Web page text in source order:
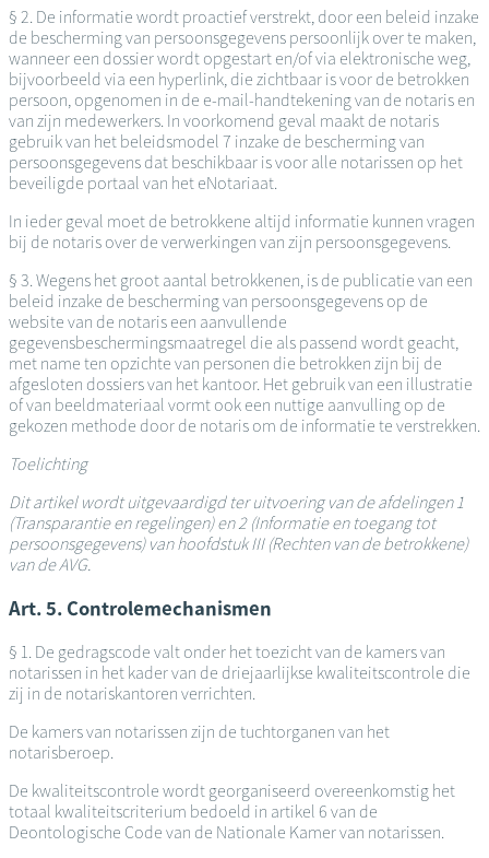
§ 2. De informatie wordt proactief verstrekt, door een beleid inzake
de bescherming van persoonsgegevens persoonlijk over te maken,
wanneer een dossier wordt opgestart en/of via elektronische weg,
bijvoorbeeld via een hyperlink, die zichtbaar is voor de betrokken
persoon, opgenomen in de e-mail-handtekening van de notaris en
van zijn medewerkers. In voorkomend geval maakt de notaris
gebruik van het beleidsmodel 7 inzake de bescherming van
persoonsgegevens dat beschikbaar is voor alle notarissen op het
beveiligde portaal van het eNotariaat.
In ieder geval moet de betrokkene altijd informatie kunnen vragen
bij de notaris over de verwerkingen van zijn persoonsgegevens.
§ 3. Wegens het groot aantal betrokkenen, is de publicatie van een
beleid inzake de bescherming van persoonsgegevens op de
website van de notaris een aanvullende
gegevensbeschermingsmaatregel die als passend wordt geacht,
met name ten opzichte van personen die betrokken zijn bij de
afgesloten dossiers van het kantoor. Het gebruik van een illustratie
of van beeldmateriaal vormt ook een nuttige aanvulling op de
gekozen methode door de notaris om de informatie te verstrekken.
Toelichting
Dit artikel wordt uitgevaardigd ter uitvoering van de afdelingen 1
(Transparantie en regelingen) en 2 (Informatie en toegang tot
persoonsgegevens) van hoofdstuk III (Rechten van de betrokkene)
van de AVG.
Art. 5. Controlemechanismen
§ 1. De gedragscode valt onder het toezicht van de kamers van
notarissen in het kader van de driejaarlijkse kwaliteitscontrole die
zij in de notariskantoren verrichten.
De kamers van notarissen zijn de tuchtorganen van het
notarisberoep.
De kwaliteitscontrole wordt georganiseerd overeenkomstig het
totaal kwaliteitscriterium bedoeld in artikel 6 van de
Deontologische Code van de Nationale Kamer van notarissen.